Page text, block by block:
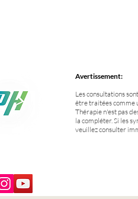
Avertissement:
Les consultations
être traitées comme
Thérapie n'est pas
la compléter. Si les
veuillez consulter